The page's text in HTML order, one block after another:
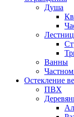
Душа
Лестниц
Ванны
Остекление
ПВХ